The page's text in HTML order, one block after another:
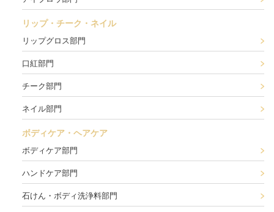
リップ・チーク・ネイル
リップグロス部門
口紅部門
チーク部門
ネイル部門
ボディケア・ヘアケア
ボディケア部門
ハンドケア部門
石けん・ボディ洗浄料部門